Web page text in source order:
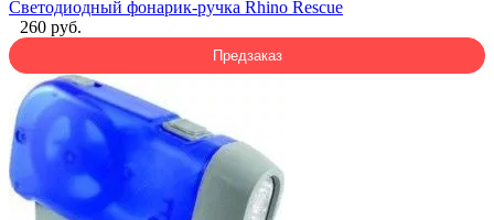
Светодиодный фонарик-ручка Rhino Rescue
260 руб.
Предзаказ